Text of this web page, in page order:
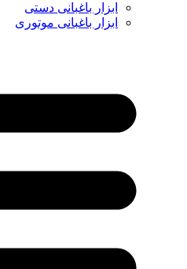
ابزار باغبانی دستی
ابزار باغبانی موتوری